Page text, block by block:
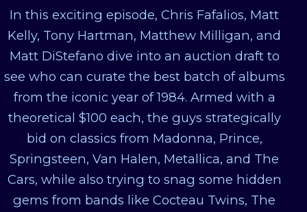
In this exciting episode, Chris Fafalios, Matt
Kelly, Tony Hartman, Matthew Milligan, and
Matt DiStefano dive into an auction draft to
see who can curate the best batch of albums
from the iconic year of 1984. Armed with a
theoretical $100 each, the guys strategically
bid on classics from Madonna, Prince,
Springsteen, Van Halen, Metallica, and The
Cars, while also trying to snag some hidden
gems from bands like Cocteau Twins, The